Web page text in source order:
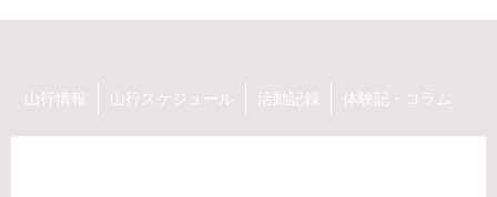
山行情報 山行スケジュール 活動記録 体験記・コラム